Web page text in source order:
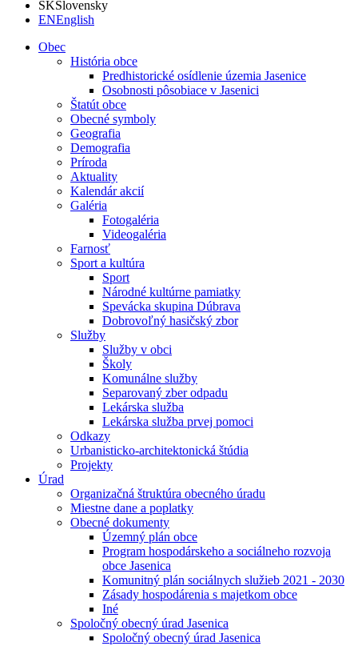
SKSlovensky
ENEnglish
Obec
História obce
Predhistorické osídlenie územia Jasenice
Osobnosti pôsobiace v Jasenici
Štatút obce
Obecné symboly
Geografia
Demografia
Príroda
Aktuality
Kalendár akcií
Galéria
Fotogaléria
Videogaléria
Farnosť
Sport a kultúra
Sport
Národné kultúrne pamiatky
Spevácka skupina Dúbrava
Dobrovoľný hasičský zbor
Služby
Služby v obci
Školy
Komunálne služby
Separovaný zber odpadu
Lekárska služba
Lekárska služba prvej pomoci
Odkazy
Urbanisticko-architektonická štúdia
Projekty
Úrad
Organizačná štruktúra obecného úradu
Miestne dane a poplatky
Obecné dokumenty
Územný plán obce
Program hospodárskeho a sociálneho rozvoja
obce Jasenica
Komunitný plán sociálnych služieb 2021 - 2030
Zásady hospodárenia s majetkom obce
Iné
Spoločný obecný úrad Jasenica
Spoločný obecný úrad Jasenica